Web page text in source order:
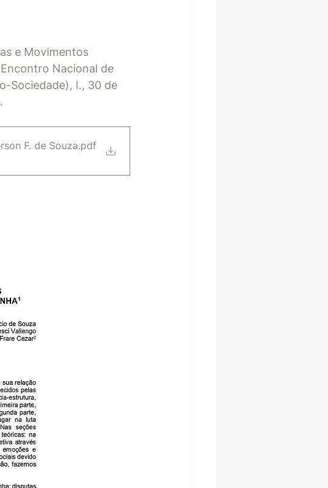
e Movimentos
Nacional de
Sociedade), I., 30 de
F. de Souza.pdf